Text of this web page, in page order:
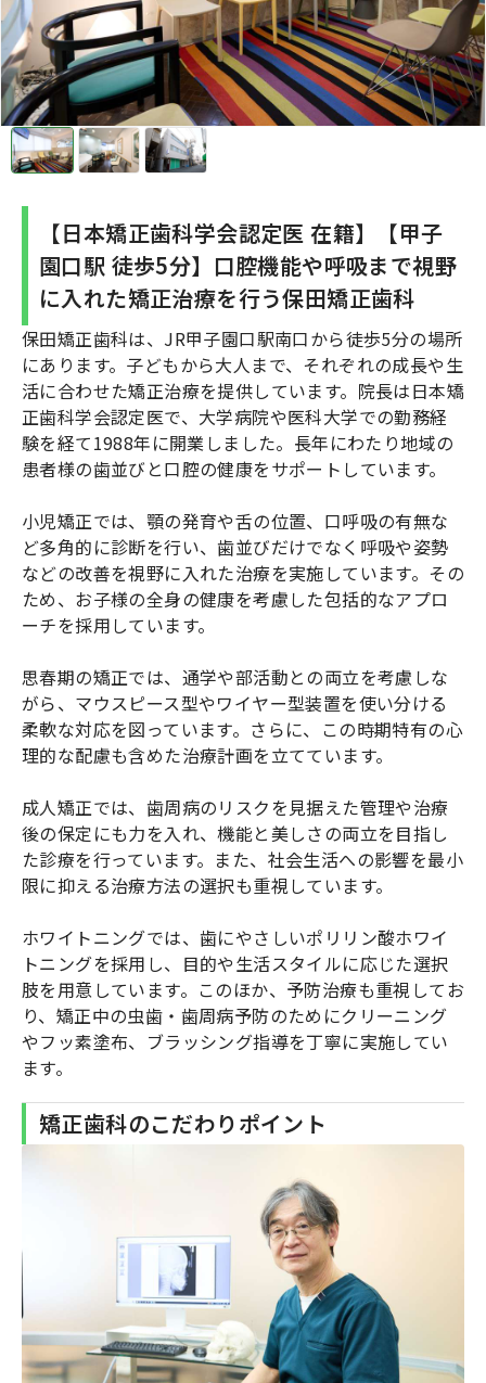
【日本矯正歯科学会認定医 在籍】【甲子
園口駅 徒歩5分】口腔機能や呼吸まで視野
に入れた矯正治療を行う保田矯正歯科
保田矯正歯科は、JR甲子園口駅南口から徒歩5分の場所
にあります。子どもから大人まで、それぞれの成長や生
活に合わせた矯正治療を提供しています。院長は日本矯
正歯科学会認定医で、大学病院や医科大学での勤務経
験を経て1988年に開業しました。長年にわたり地域の
患者様の歯並びと口腔の健康をサポートしています。
小児矯正では、顎の発育や舌の位置、口呼吸の有無な
ど多角的に診断を行い、歯並びだけでなく呼吸や姿勢
などの改善を視野に入れた治療を実施しています。その
ため、お子様の全身の健康を考慮した包括的なアプロ
ーチを採用しています。
思春期の矯正では、通学や部活動との両立を考慮しな
がら、マウスピース型やワイヤー型装置を使い分ける
柔軟な対応を図っています。さらに、この時期特有の心
理的な配慮も含めた治療計画を立てています。
成人矯正では、歯周病のリスクを見据えた管理や治療
後の保定にも力を入れ、機能と美しさの両立を目指し
た診療を行っています。また、社会生活への影響を最小
限に抑える治療方法の選択も重視しています。
ホワイトニングでは、歯にやさしいポリリン酸ホワイ
トニングを採用し、目的や生活スタイルに応じた選択
肢を用意しています。このほか、予防治療も重視してお
り、矯正中の虫歯・歯周病予防のためにクリーニング
やフッ素塗布、ブラッシング指導を丁寧に実施してい
ます。
矯正歯科のこだわりポイント